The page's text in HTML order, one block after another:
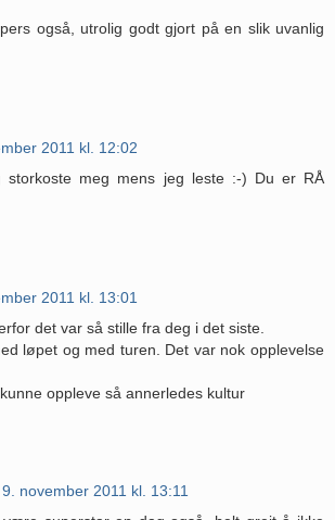
også, utrolig godt gjort på en slik uvanlig
2011 kl. 12:02
storkoste meg mens jeg leste :-) Du er RÅ
2011 kl. 13:01
det var så stille fra deg i det siste.
løpet og med turen. Det var nok opplevelse
oppleve så annerledes kultur
9. november 2011 kl. 13:11